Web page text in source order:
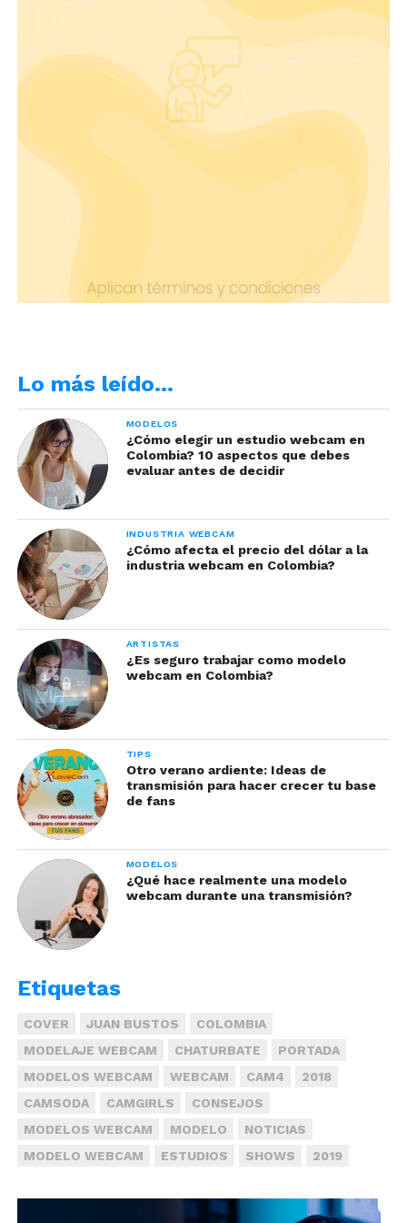
Lo más leído…
MODELOS
¿Cómo elegir un estudio webcam en
Colombia? 10 aspectos que debes
evaluar antes de decidir
INDUSTRIA WEBCAM
¿Cómo afecta el precio del dólar a la
industria webcam en Colombia?
ARTISTAS
¿Es seguro trabajar como modelo
webcam en Colombia?
TIPS
Otro verano ardiente: Ideas de
transmisión para hacer crecer tu base
de fans
MODELOS
¿Qué hace realmente una modelo
webcam durante una transmisión?
Etiquetas
COVER JUAN BUSTOS
COLOMBIA
MODELAJE WEBCAM
CHATURBATE
PORTADA
MODELOS WEBCAM
WEBCAM CAM4
2018
CAMSODA
CAMGIRLS
CONSEJOS
MODELOS WEBCAM
MODELO
NOTICIAS
MODELO WEBCAM
ESTUDIOS SHOWS 2019